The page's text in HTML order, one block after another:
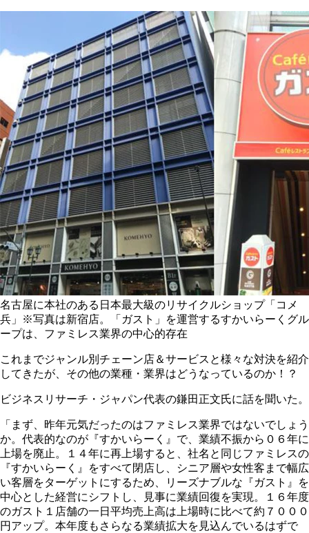
名古屋に本社のある日本最大級のリサイクルショップ「コメ
兵」※写真は新宿店。「ガスト」を運営するすかいらーくグル
ープは、ファミレス業界の中心的存在
これまでジャンル別チェーン店＆サービスと様々な対決を紹介
してきたが、その他の業種・業界はどうなっているのか！？
ビジネスリサーチ・ジャパン代表の鎌田正文氏に話を聞いた。
「まず、昨年元気だったのはファミレス業界ではないでしょう
か。代表的なのが『すかいらーく』で、業績不振から０６年に
上場を廃止。１４年に再上場すると、社名と同じファミレスの
『すかいらーく』をすべて閉店し、シニア層や女性客まで幅広
い客層をターゲットにするため、リーズナブルな『ガスト』を
中心とした経営にシフトし、見事に業績回復を実現。１６年度
のガスト１店舗の一日平均売上高は上場時に比べて約７０００
円アップ。本年度もさらなる業績拡大を見込んでいるはずで